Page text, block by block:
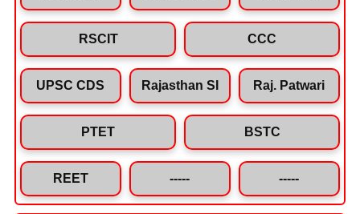
RSCIT CCC
UPSC CDS Rajasthan SI Raj. Patwari
PTET BSTC
REET ----- -----